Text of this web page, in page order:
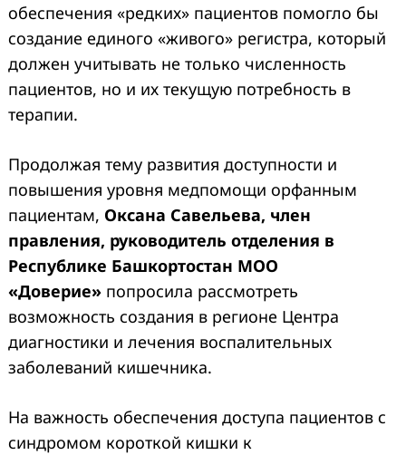
обеспечения «редких» пациентов помогло бы
создание единого «живого» регистра, который
должен учитывать не только численность
пациентов, но и их текущую потребность в
терапии.
Продолжая тему развития доступности и
повышения уровня медпомощи орфанным
пациентам, Оксана Савельева, член
правления, руководитель отделения в
Республике Башкортостан МОО
«Доверие» попросила рассмотреть
возможность создания в регионе Центра
диагностики и лечения воспалительных
заболеваний кишечника.
На важность обеспечения доступа пациентов с
синдромом короткой кишки к